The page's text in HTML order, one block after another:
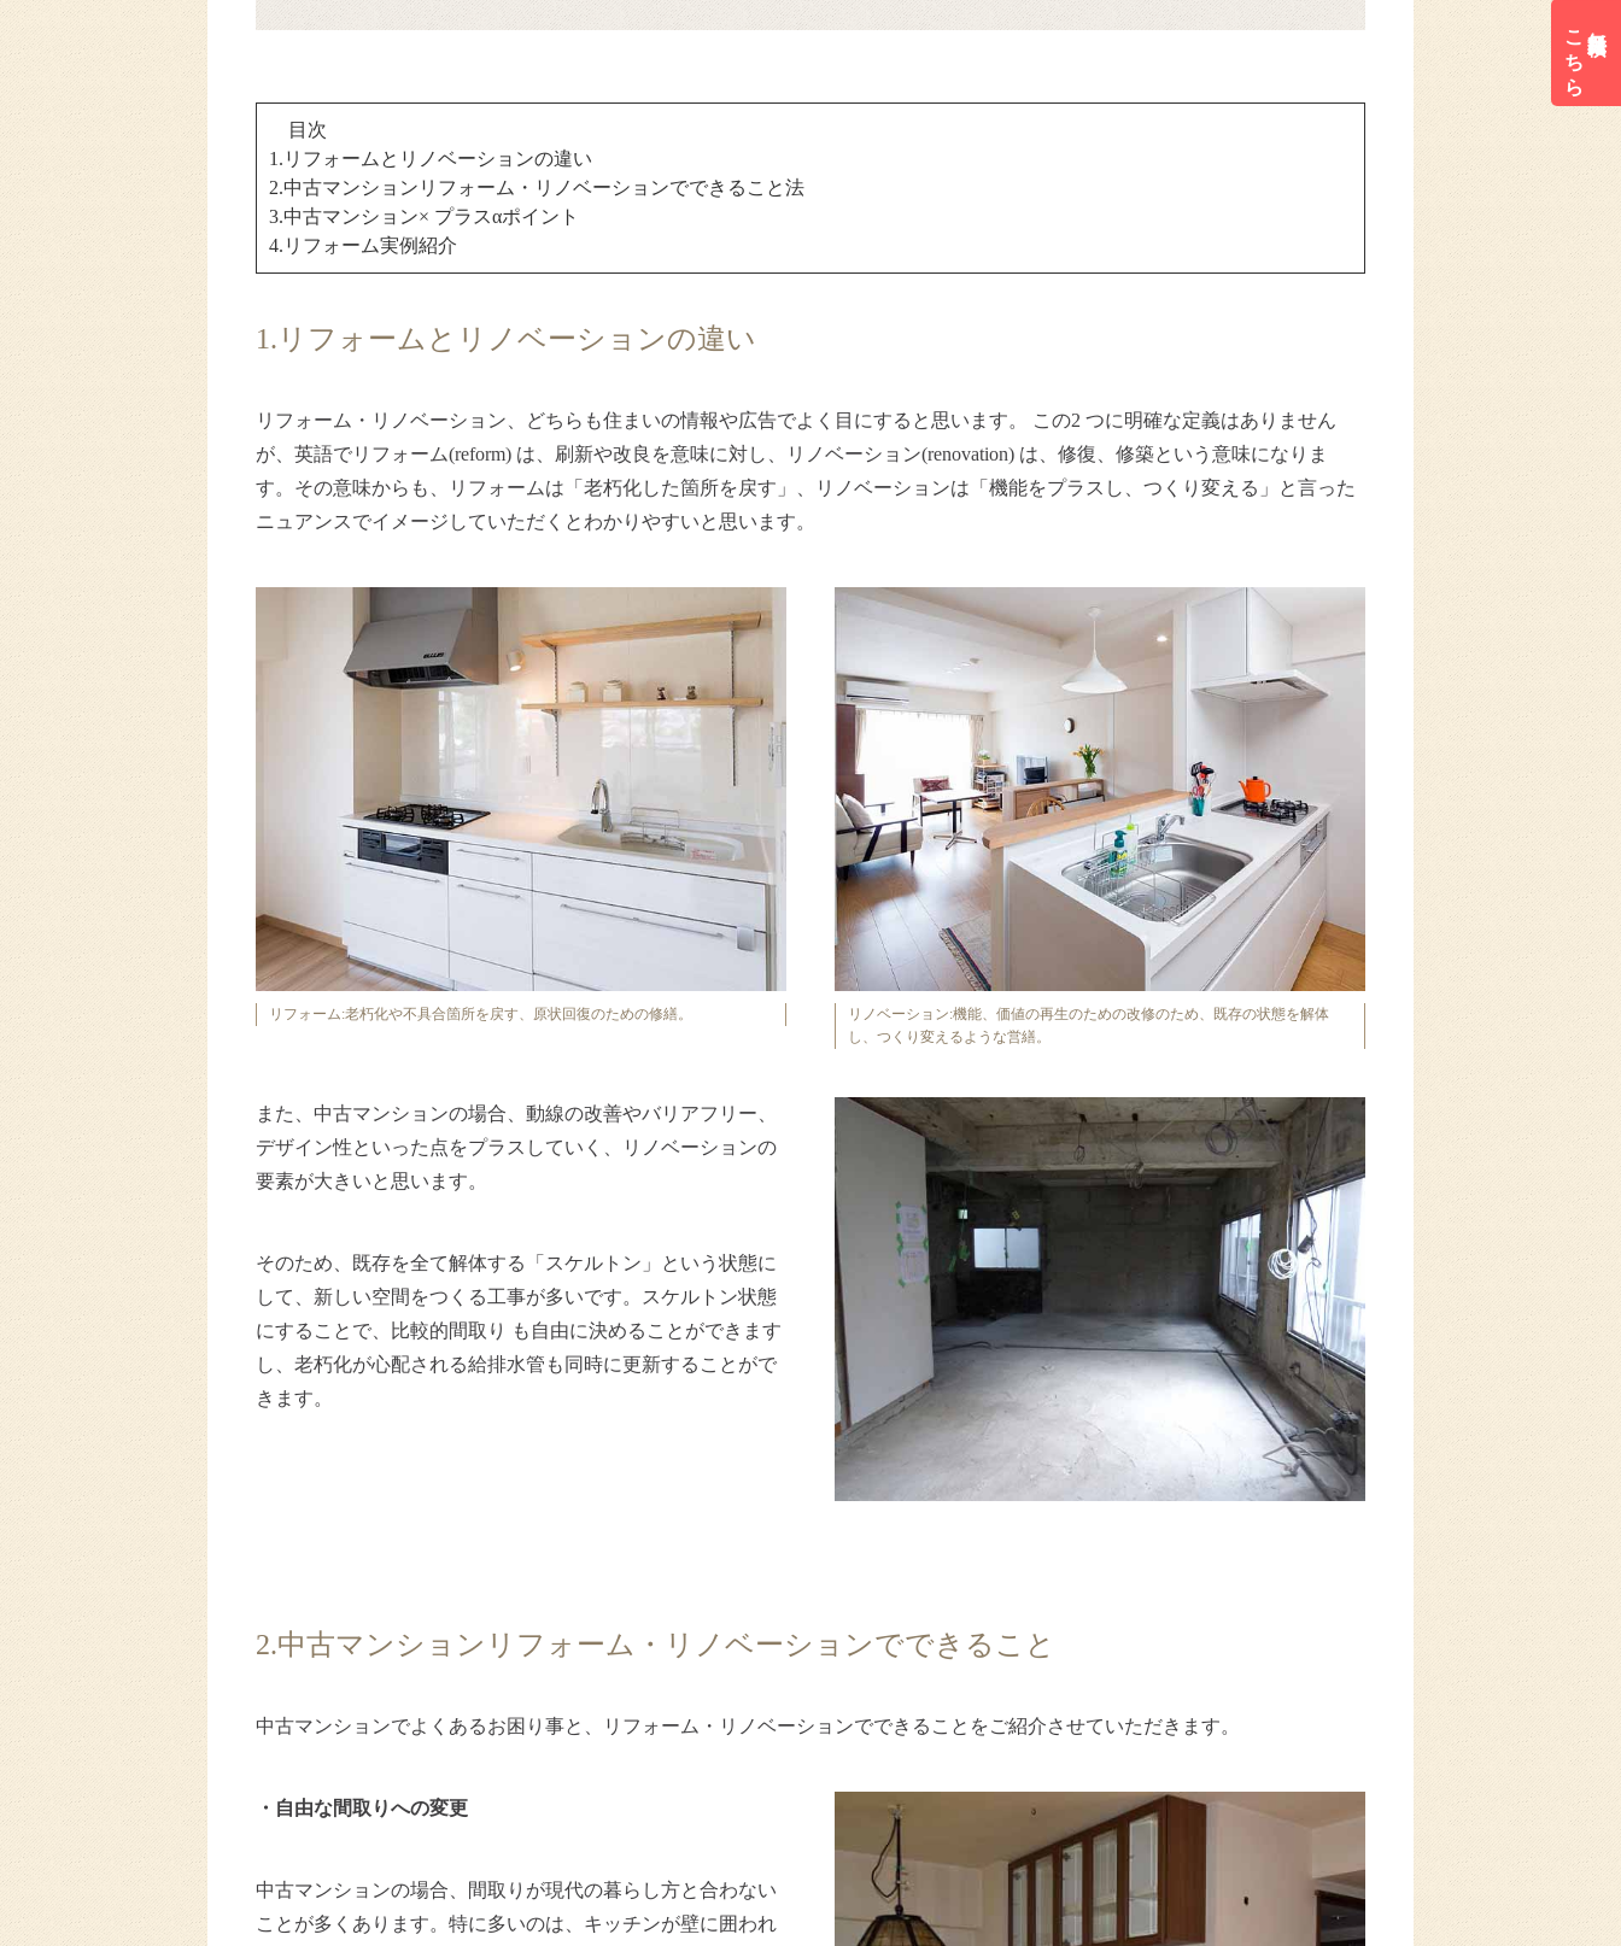
無料見積は
こちら
目次
1.リフォームとリノベーションの違い
2.中古マンションリフォーム・リノベーションでできること法
3.中古マンション× プラスαポイント
4.リフォーム実例紹介
1.リフォームとリノベーションの違い
リフォーム・リノベーション、どちらも住まいの情報や広告でよく目にすると思います。 この2 つに明確な定義はありません
が、英語でリフォーム(reform) は、刷新や改良を意味に対し、リノベーション(renovation) は、修復、修築という意味になりま
す。その意味からも、リフォームは「老朽化した箇所を戻す」、リノベーションは「機能をプラスし、つくり変える」と言った
ニュアンスでイメージしていただくとわかりやすいと思います。
リフォーム:老朽化や不具合箇所を戻す、原状回復のための修繕。
リノベーション:機能、価値の再生のための改修のため、既存の状態を解体
し、つくり変えるような営繕。
また、中古マンションの場合、動線の改善やバリアフリー、
デザイン性といった点をプラスしていく、リノベーションの
要素が大きいと思います。
そのため、既存を全て解体する「スケルトン」という状態に
して、新しい空間をつくる工事が多いです。スケルトン状態
にすることで、比較的間取り も自由に決めることができます
し、老朽化が心配される給排水管も同時に更新することがで
きます。
2.中古マンションリフォーム・リノベーションでできること
中古マンションでよくあるお困り事と、リフォーム・リノベーションでできることをご紹介させていただきます。
・自由な間取りへの変更
中古マンションの場合、間取りが現代の暮らし方と合わない
ことが多くあります。特に多いのは、キッチンが壁に囲われ